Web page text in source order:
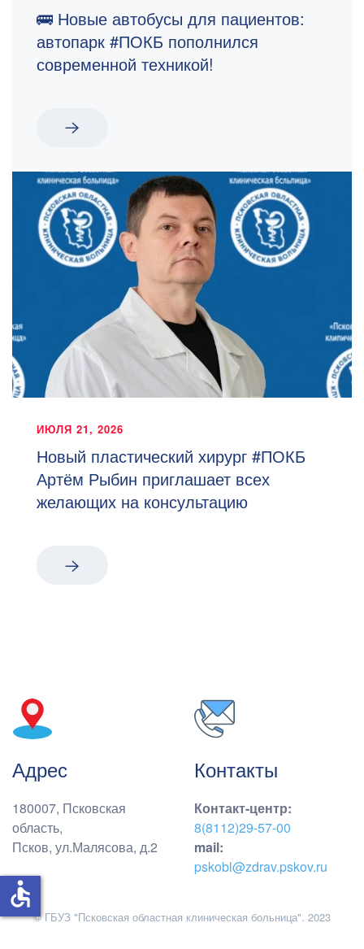
🚌 Новые автобусы для пациентов:
автопарк #ПОКБ пополнился
современной техникой!
ИЮЛЯ 21, 2026
Новый пластический хирург #ПОКБ
Артём Рыбин приглашает всех
желающих на консультацию
Адрес
180007, Псковская
область,
Псков, ул.Малясова, д.2
Контакты
Контакт-центр:
8(8112)29-57-00
mail:
pskobl@zdrav.pskov.ru
© ГБУЗ "Псковская областная клиническая больница". 2023
accessible